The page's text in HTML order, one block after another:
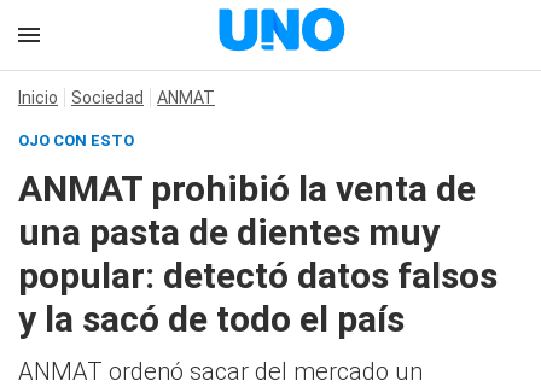
Inicio Sociedad ANMAT
OJO CON ESTO
ANMAT prohibió la venta de
una pasta de dientes muy
popular: detectó datos falsos
y la sacó de todo el país
ANMAT ordenó sacar del mercado un